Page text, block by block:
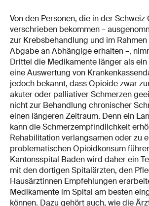
Von den Personen, die in der
verschrieben bekommen –
zur Krebsbehandlung und im
Abgabe an Abhängige erhalten –,
Drittel die Medikamente länger als
eine Auswertung von
jedoch bekannt, dass Opioide zwar
akuter oder palliativer Schmerzen
nicht zur Behandlung chronischer
einen längeren Zeitraum. Denn ein
kann die Schmerzempfindlichkeit
Rehabilitation verlangsamen oder zu
problematischen Opioidkonsum
Kantonsspital Baden wird daher ein
mit den dortigen Spitalärzten, den
Hausärztinnen Empfehlungen
Medikamente im Spital am besten
können. Dazu gehört auch, wie die